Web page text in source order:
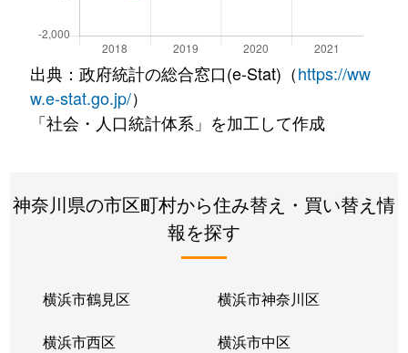
出典：政府統計の総合窓口(e-Stat)（https://ww
w.e-stat.go.jp/）
「社会・人口統計体系」を加工して作成
神奈川県の市区町村から住み替え・買い替え情
報を探す
横浜市鶴見区 横浜市神奈川区
横浜市西区 横浜市中区